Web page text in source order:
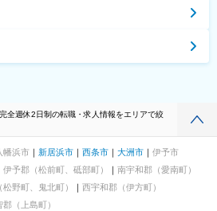
全週休2日制の転職・求人情報をエリアで絞
幡浜市 新居浜市 西条市 大洲市
伊予市
伊予郡（松前町、砥部町）
南宇和郡（愛南町）
野町、鬼北町）
西宇和郡（伊方町）
郡（上島町）